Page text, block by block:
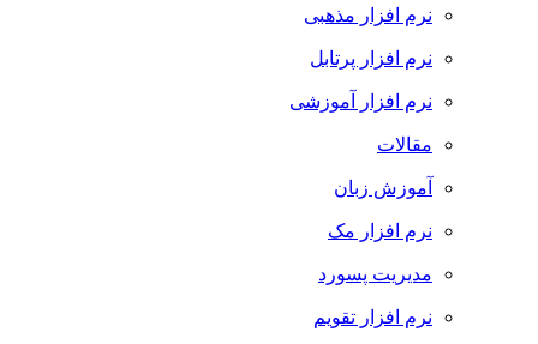
نرم افزار مذهبی
نرم افزار پرتابل
نرم افزار آموزشی
مقالات
آموزش زبان
نرم افزار مک
مدیریت پسورد
نرم افزار تقویم